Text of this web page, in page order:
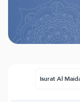
Isurat Al